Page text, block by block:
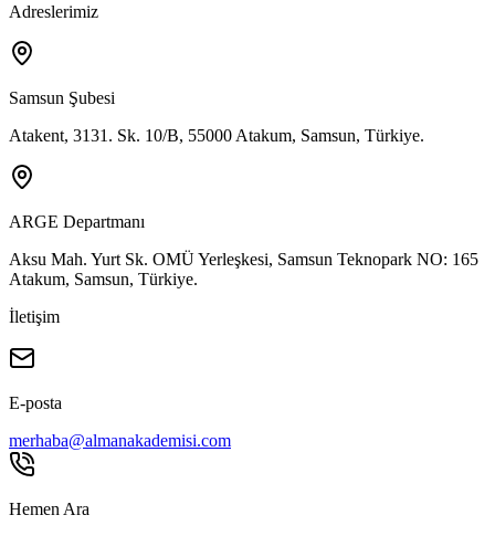
Adreslerimiz
Samsun Şubesi
Atakent, 3131. Sk. 10/B, 55000 Atakum, Samsun, Türkiye.
ARGE Departmanı
Aksu Mah. Yurt Sk. OMÜ Yerleşkesi, Samsun Teknopark NO: 165
Atakum, Samsun, Türkiye.
İletişim
E-posta
merhaba@almanakademisi.com
Hemen Ara